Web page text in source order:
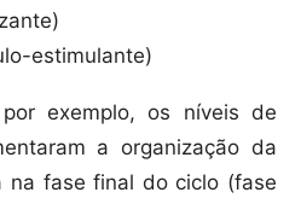
estimulante)
exemplo, os níveis de
a organização da
na fase final do ciclo (fase